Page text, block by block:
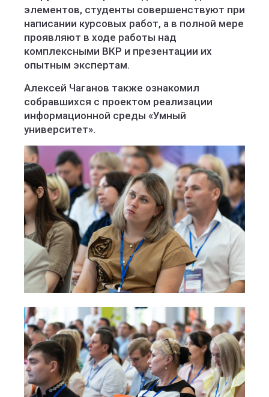
элементов, студенты совершенствуют при
написании курсовых работ, а в полной мере
проявляют в ходе работы над
комплексными ВКР и презентации их
опытным экспертам.
Алексей Чаганов также ознакомил
собравшихся с проектом реализации
информационной среды «Умный
университет».